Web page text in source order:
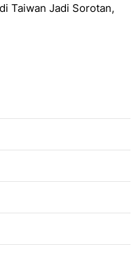
Taiwan Jadi Sorotan,